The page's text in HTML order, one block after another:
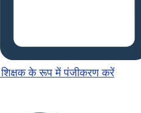
शिक्षक के रूप में पंजीकरण करें